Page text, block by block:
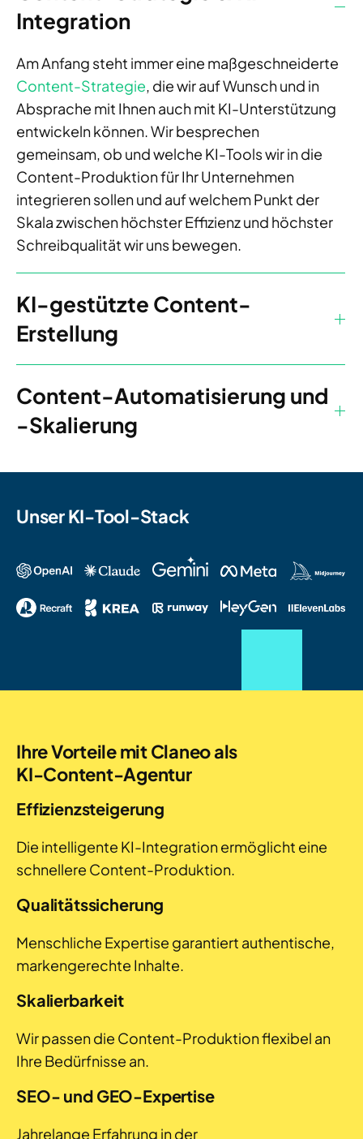
Integration
Am Anfang steht immer eine maßgeschneiderte
Content-Strategie, die wir auf Wunsch und in
Absprache mit Ihnen auch mit KI-Unterstützung
entwickeln können. Wir besprechen
gemeinsam, ob und welche KI-Tools wir in die
Content-Produktion für Ihr Unternehmen
integrieren sollen und auf welchem Punkt der
Skala zwischen höchster Effizienz und höchster
Schreibqualität wir uns bewegen.
KI-gestützte Content-
Erstellung
Content-Automatisierung und
-Skalierung
Unser KI-Tool-Stack
Ihre Vorteile mit Claneo als
KI-Content-Agentur
Effizienzsteigerung
Die intelligente KI-Integration ermöglicht eine
schnellere Content-Produktion.
Qualitätssicherung
Menschliche Expertise garantiert authentische,
markengerechte Inhalte.
Skalierbarkeit
Wir passen die Content-Produktion flexibel an
Ihre Bedürfnisse an.
SEO- und GEO-Expertise
Jahrelange Erfahrung in der